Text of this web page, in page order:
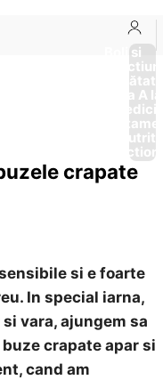
Boli si
Afectiuni
Sănătate
de la A
crapate
si e foarte
In special iarna,
vara, ajungem sa
crapate apar si
cand am